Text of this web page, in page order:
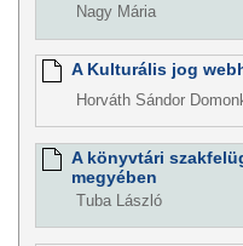
Nagy Mária
A Kulturális jog
Horváth Sándor
A könyvtári
megyében
Tuba László